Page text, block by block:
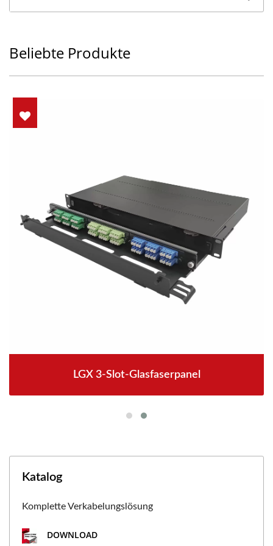
Beliebte Produkte
LGX 3-Slot-Glasfaserpanel
Katalog
Komplette Verkabelungslösung
DOWNLOAD